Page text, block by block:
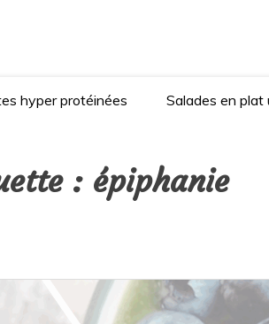
hyper protéinées Salades en plat
: épiphanie